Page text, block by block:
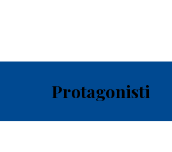
Protagonisti